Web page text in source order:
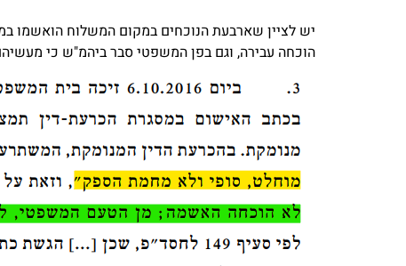
יש לציין שארבעת הנוכחים במקום המשלוח הואשמו
הוכחה עבירה, וגם בפן המשפטי סבר ביהמ"ש כי